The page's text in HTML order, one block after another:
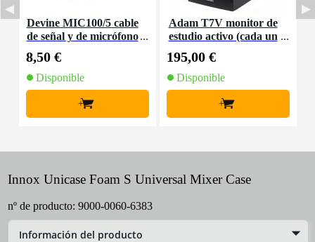
Devine MIC100/5 cable
de señal y de micrófono
8,50 €
Disponible
+
Adam T7V monitor de
estudio activo (cada un
195,00 €
Disponible
+
Innox Unicase Foam S Universal Mixer Case
nº de producto: 9000-0060-6383
Información del producto